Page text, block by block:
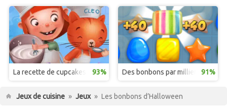
La recette de cupcakes 93% Des bonbons par milliers 91%
Jeux de cuisine » Jeux » Les bonbons d’Halloween